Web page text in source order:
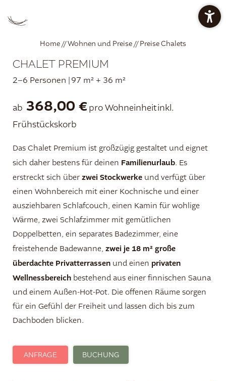
PREISE APARTMENTS
WELLNESSOASE
Die Mountain Lodge
Restaurant ban Kessler
Wohnen und Preise
Für Familien
Ein Ort zum Wohlfühlen
Preise Chalets
Wohlfühloase
DE IT EN
Home //Wohnen und Preise //Preise Chalets
CHALET PREMIUM
2–6 Personen 97 m² + 36 m²
ab 368,00 €pro Wohneinheitinkl.
Frühstückskorb
Das Chalet Premium ist großzügig gestaltet und eignet
sich daher bestens für deinen Familienurlaub. Es
erstreckt sich über zwei Stockwerke und verfügt über
einen Wohnbereich mit einer Kochnische und einer
ausziehbaren Schlafcouch, einen Kamin für wohlige
Wärme, zwei Schlafzimmer mit gemütlichen
Doppelbetten, ein separates Badezimmer, eine
freistehende Badewanne, zwei je 18 m² große
überdachte Privatterrassen und einen privaten
Wellnessbereich bestehend aus einer finnischen Sauna
und einem Außen-Hot-Pot. Die offenen Räume sorgen
für ein Gefühl der Freiheit und lassen dich bis zum
Dachboden blicken.
ANFRAGE BUCHUNG